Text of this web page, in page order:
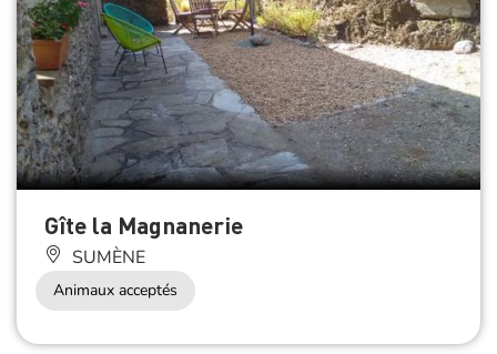
Gîte la Magnanerie
SUMÈNE
Animaux acceptés